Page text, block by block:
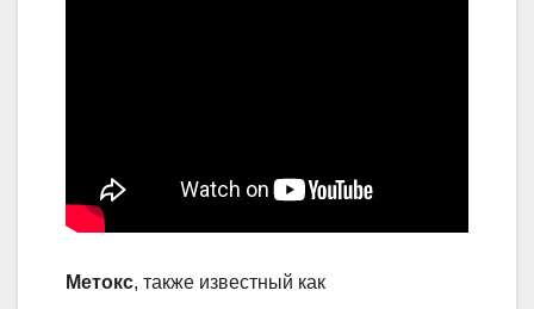
Метокс, также известный как